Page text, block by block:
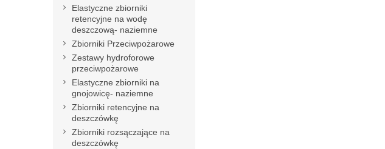
Elastyczne zbiorniki
retencyjne na wodę
deszczową- naziemne
Zbiorniki Przeciwpożarowe
Zestawy hydroforowe
przeciwpożarowe
Elastyczne zbiorniki na
gnojowicę- naziemne
Zbiorniki retencyjne na
deszczówkę
Zbiorniki rozsączające na
deszczówkę